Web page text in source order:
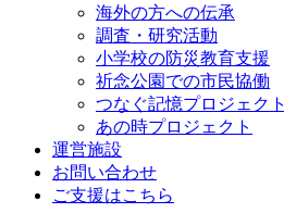
海外の方への伝承
調査・研究活動
小学校の防災教育支援
祈念公園での市民協働
つなぐ記憶プロジェクト
あの時プロジェクト
運営施設
お問い合わせ
ご支援はこちら